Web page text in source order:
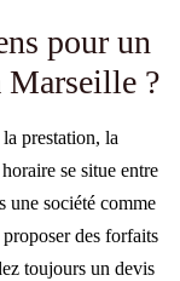
pour un
Marseille ?
prestation, la
se situe entre
une société comme
des forfaits
toujours un devis